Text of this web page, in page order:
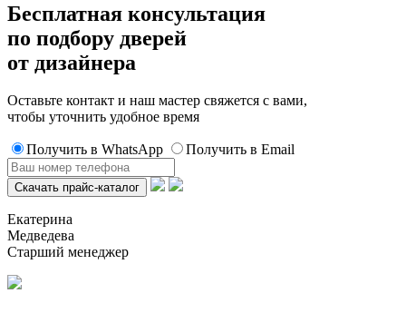
Бесплатная консультация
по подбору дверей
от дизайнера
Оставьте контакт и наш мастер свяжется с вами,
чтобы уточнить удобное время
Получить в WhatsApp Получить в Email
Екатерина
Медведева
Старший менеджер